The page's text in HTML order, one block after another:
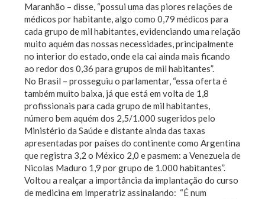
Maranhão – disse, “possui uma das piores relações de
médicos por habitante, algo como 0,79 médicos para
cada grupo de mil habitantes, evidenciando uma relação
muito aquém das nossas necessidades, principalmente
no interior do estado, onde ela cai ainda mais ficando
ao redor dos 0,36 para grupos de mil habitantes”.
No Brasil – prosseguiu o parlamentar, “essa oferta é
também muito baixa, já que está em volta de 1,8
profissionais para cada grupo de mil habitantes,
número bem aquém dos 2,5/1.000 sugeridos pelo
Ministério da Saúde e distante ainda das taxas
apresentadas por países do continente como Argentina
que registra 3,2 o México 2,0 e pasmem: a Venezuela de
Nicolas Maduro 1,9 por grupo de 1.000 habitantes”.
Voltou a realçar a importância da implantação do curso
de medicina em Imperatriz assinalando: “É num